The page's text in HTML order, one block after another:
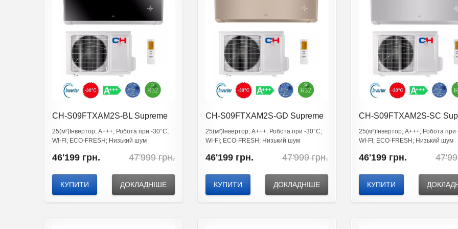
CH-S09FTXAM2S-BL Supreme
25(м²)Інвертор; А+++; Робота при -30°C;
WI-FI; ЕСО-FRESH; Низький шум
47'999грн.Original
was:
грн..
46'199 грн.
Current
is:
грн..
КУПИТИ ДОКЛАДНІШЕ
CH-S09FTXAM2S-GD Supreme
25(м²)Інвертор; А+++; Робота при -30°C;
WI-FI; ЕСО-FRESH; Низький шум
47'999грн.Original
was:
грн..
46'199 грн.
Current
is:
грн..
КУПИТИ ДОКЛАДНІШЕ
CH-S09FTXAM2S-SC
25(м²)Інвертор; А+++; Робота при
WI-FI; ЕСО-FRESH; Низький шум
46'199 грн.
КУПИТИ